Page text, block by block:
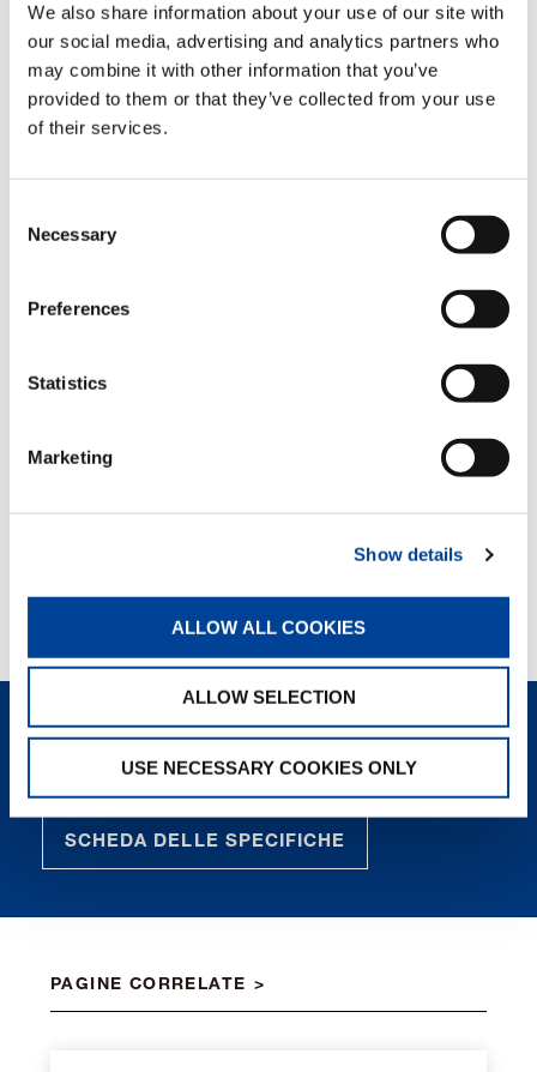
We also share information about your use of our site with
our social media, advertising and analytics partners who
may combine it with other information that you’ve
provided to them or that they’ve collected from your use
of their services.
Selection
Necessary
Preferences
Statistics
Marketing
Show details
ALLOW ALL COOKIES
ALLOW SELECTION
USE NECESSARY COOKIES ONLY
VISUALIZZAZIONE INTERATTIVA A 360 °
JOB STORY
RICHIEDI ORA
SCHEDA DELLE SPECIFICHE
PAGINE CORRELATE